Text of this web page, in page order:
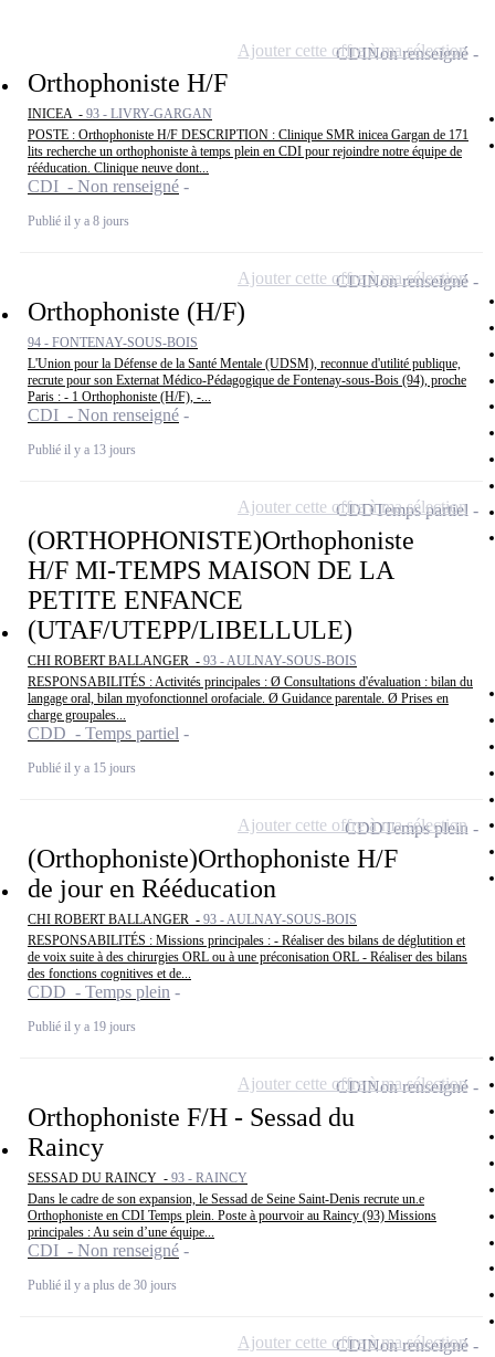
Orthophoniste H/F
INICEA - 93 - LIVRY-GARGAN
POSTE : Orthophoniste H/F DESCRIPTION : Clinique SMR inicea Gargan de 171
lits recherche un orthophoniste à temps plein en CDI pour rejoindre notre équipe de
rééducation. Clinique neuve dont...
CDI - Non renseigné
Publié il y a 8 jours
CDINon renseigné
Ajouter cette offre à ma sélection
Orthophoniste (H/F)
94 - FONTENAY-SOUS-BOIS
L'Union pour la Défense de la Santé Mentale (UDSM), reconnue d'utilité publique,
recrute pour son Externat Médico-Pédagogique de Fontenay-sous-Bois (94), proche
Paris : - 1 Orthophoniste (H/F), -...
CDI - Non renseigné
Publié il y a 13 jours
CDINon renseigné
Ajouter cette offre à ma sélection
(ORTHOPHONISTE)Orthophoniste
H/F MI-TEMPS MAISON DE LA
PETITE ENFANCE
(UTAF/UTEPP/LIBELLULE)
CHI ROBERT BALLANGER - 93 - AULNAY-SOUS-BOIS
RESPONSABILITÉS : Activités principales : Ø Consultations d'évaluation : bilan du
langage oral, bilan myofonctionnel orofaciale. Ø Guidance parentale. Ø Prises en
charge groupales...
CDD - Temps partiel
Publié il y a 15 jours
CDDTemps partiel
Ajouter cette offre à ma sélection
(Orthophoniste)Orthophoniste H/F
de jour en Rééducation
CHI ROBERT BALLANGER - 93 - AULNAY-SOUS-BOIS
RESPONSABILITÉS : Missions principales : - Réaliser des bilans de déglutition et
de voix suite à des chirurgies ORL ou à une préconisation ORL - Réaliser des bilans
des fonctions cognitives et de...
CDD - Temps plein
Publié il y a 19 jours
CDDTemps plein
Ajouter cette offre à ma sélection
Orthophoniste F/H - Sessad du
Raincy
SESSAD DU RAINCY - 93 - RAINCY
Dans le cadre de son expansion, le Sessad de Seine Saint-Denis recrute un.e
Orthophoniste en CDI Temps plein. Poste à pourvoir au Raincy (93) Missions
principales : Au sein d’une équipe...
CDI - Non renseigné
Publié il y a plus de 30 jours
CDINon renseigné
Ajouter cette offre à ma sélection
CDINon renseigné
Ajouter cette offre à ma sélection